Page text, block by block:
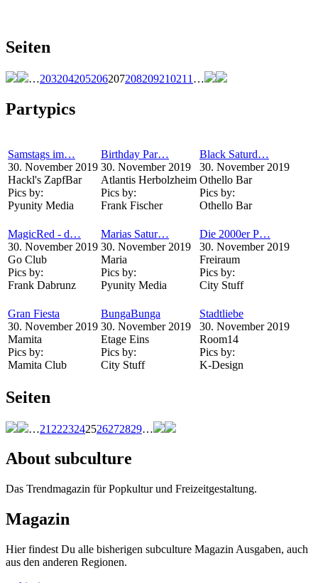
Seiten
…203204205206207208209210211 …
Partypics
Samstags im…
30. November 2019
Hackl's ZapfBar
Pics by:
Pyunity Media
Birthday Par…
30. November 2019
Atlantis Herbolzheim
Pics by:
Frank Fischer
Black Saturd…
30. November 2019
Othello Bar
Pics by:
Othello Bar
MagicRed - d…
30. November 2019
Go Club
Pics by:
Frank Dabrunz
Marias Satur…
30. November 2019
Maria
Pics by:
Pyunity Media
Die 2000er P…
30. November 2019
Freiraum
Pics by:
City Stuff
Gran Fiesta
30. November 2019
Mamita
Pics by:
Mamita Club
BungaBunga
30. November 2019
Etage Eins
Pics by:
City Stuff
Stadtliebe
30. November 2019
Room14
Pics by:
K-Design
Seiten
…21 2223242526272829…
About subculture
Das Trendmagazin für Popkultur und Freizeitgestaltung.
Magazin
Hier findest Du alle bisherigen subculture Magazin Ausgaben, auch
aus den anderen Regionen.